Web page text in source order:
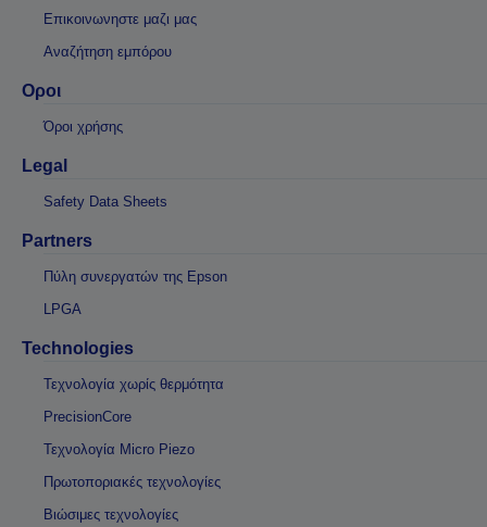
Επικοινωνηστε μαζι μας
Αναζήτηση εμπόρου
Οροι
Όροι χρήσης
Legal
Safety Data Sheets
Partners
Πύλη συνεργατών της Epson
LPGA
Technologies
Τεχνολογία χωρίς θερμότητα
PrecisionCore
Τεχνολογία Micro Piezo
Πρωτοποριακές τεχνολογίες
Βιώσιμες τεχνολογίες